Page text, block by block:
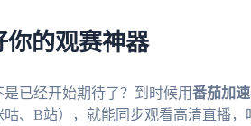
你的观赛神器
已经开始期待了？到时候用番茄加
、B站），就能同步观看高清直播，